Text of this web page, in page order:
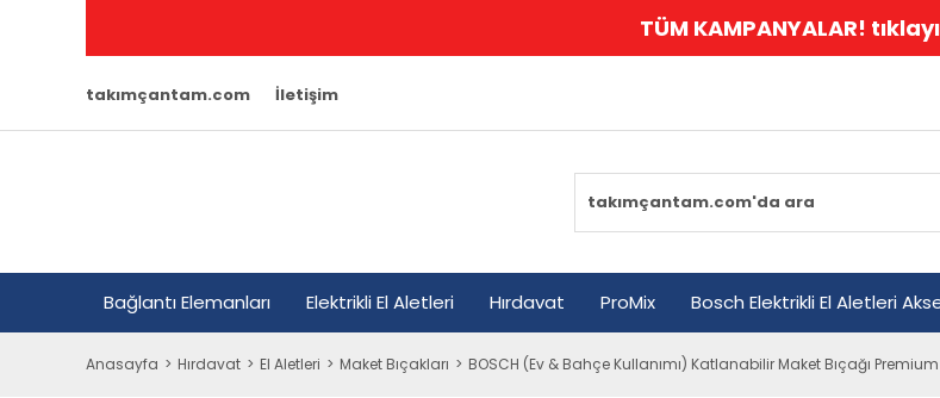
TÜM KAMPANYALAR!
takımçantam.com İletişim
Bağlantı Elemanları Elektrikli El Aletleri Hırdavat ProMix Bosch Elektrikli El Aletleri
Anasayfa Hırdavat El Aletleri Maket Bıçakları BOSCH (Ev & Bahçe Kullanımı) Katlanabilir Maket Bıçağı